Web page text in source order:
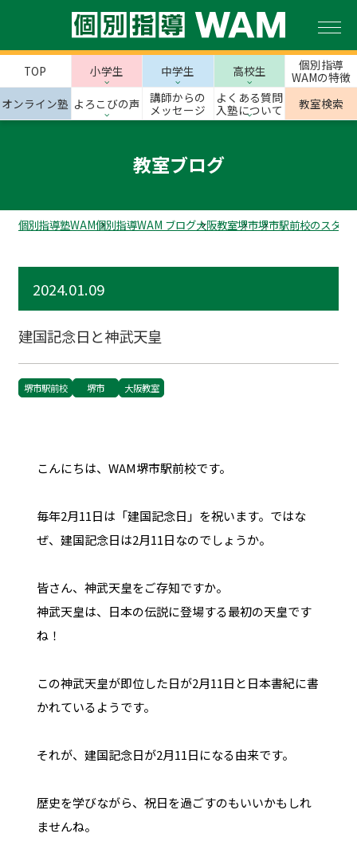
TOP 小学生 中学生 高校生
個別指導
WAMの特徴
オンライン塾 よろこびの声
講師からの
メッセージ
よくある質問
入塾について
教室検索
教室ブログ
個別指導塾WAM個別指導WAM ブログ大阪教室堺市堺市駅前校のスタッ
2024.01.09
建国記念日と神武天皇
堺市駅前校 堺市 大阪教室
こんにちは、WAM堺市駅前校です。
毎年2月11日は「建国記念日」を祝います。ではな
ぜ、建国記念日は2月11日なのでしょうか。
皆さん、神武天皇をご存知ですか。
神武天皇は、日本の伝説に登場する最初の天皇です
ね！
この神武天皇が即位した日が2月11日と日本書紀に書
かれているようです。
それが、建国記念日が2月11日になる由来です。
歴史を学びながら、祝日を過ごすのもいいかもしれ
ませんね。